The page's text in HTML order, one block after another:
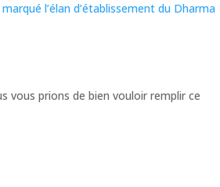
l’élan d’établissement du Dharma
vous prions de bien vouloir remplir ce